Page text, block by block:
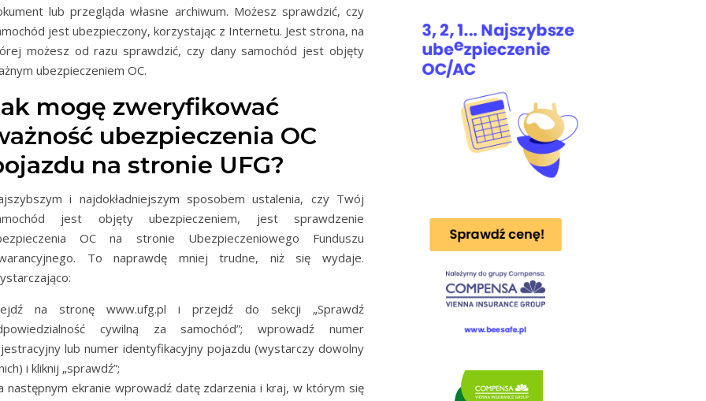
lub przegląda własne archiwum. Możesz sprawdzić, czy
jest ubezpieczony, korzystając z Internetu. Jest strona, na
możesz od razu sprawdzić, czy dany samochód jest objęty
ubezpieczeniem OC.
mogę zweryfikować
ubezpieczenia OC
na stronie UFG?
i najdokładniejszym sposobem ustalenia, czy Twój
jest objęty ubezpieczeniem, jest sprawdzenie
OC na stronie Ubezpieczeniowego Funduszu
To naprawdę mniej trudne, niż się wydaje.
na stronę www.ufg.pl i przejdź do sekcji „Sprawdź
cywilną za samochód”; wprowadź numer
lub numer identyfikacyjny pojazdu (wystarczy dowolny
i kliknij „sprawdź”;
następnym ekranie wprowadź datę zdarzenia i kraj, w którym się